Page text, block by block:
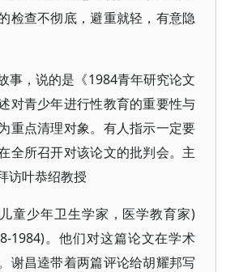
检查不彻底，避重就轻，有意隐
事，说的是《1984青年研究论文
对青少年进行性教育的重要性与
重点清理对象。有人指示一定要
全所召开对该论文的批判会。主
访叶恭绍教授
童少年卫生学家，医学教育家)
1984)。他们对这篇论文在学术
谢昌逵带着两篇评论给胡耀邦写